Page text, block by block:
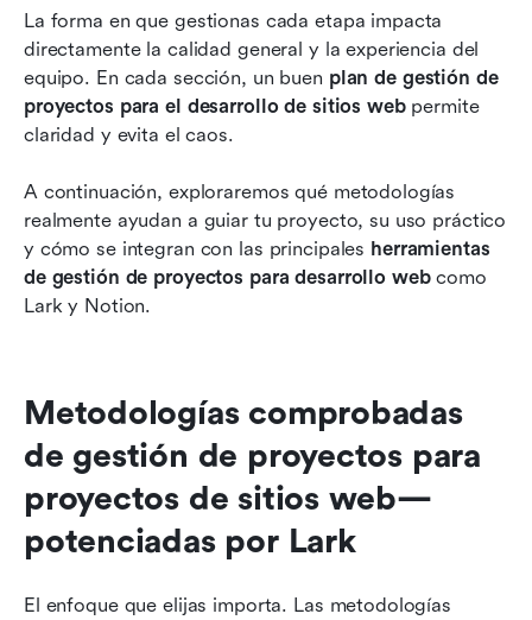
La forma en que gestionas cada etapa impacta
directamente la calidad general y la experiencia del
equipo. En cada sección, un buen plan de gestión de
proyectos para el desarrollo de sitios web permite
claridad y evita el caos.
A continuación, exploraremos qué metodologías
realmente ayudan a guiar tu proyecto, su uso práctico
y cómo se integran con las principales herramientas
de gestión de proyectos para desarrollo web como
Lark y Notion.
Metodologías comprobadas
de gestión de proyectos para
proyectos de sitios web—
potenciadas por Lark
El enfoque que elijas importa. Las metodologías